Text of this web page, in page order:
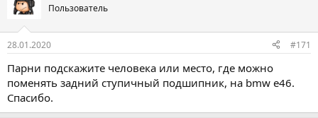
Пользователь
28.01.2020 #171
Парни подскажите человека или место, где можно
поменять задний ступичный подшипник, на bmw e46.
Спасибо.